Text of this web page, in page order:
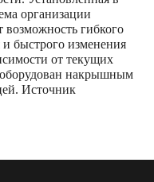
организации
возможность гибкого
быстрого изменения
от текущих
оборудован накрышным
Источник